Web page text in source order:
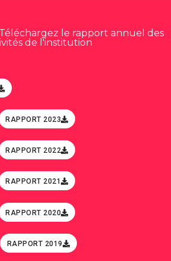
le rapport annuel des
de l'institution
RAPPORT 2023
RAPPORT 2022
RAPPORT 2021
RAPPORT 2020
RAPPORT 2019